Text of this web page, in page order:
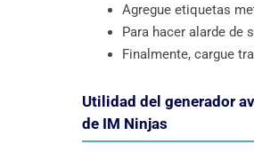
Agregue etiquetas
Para hacer alarde de
Finalmente, cargue
Utilidad del generador
de IM Ninjas